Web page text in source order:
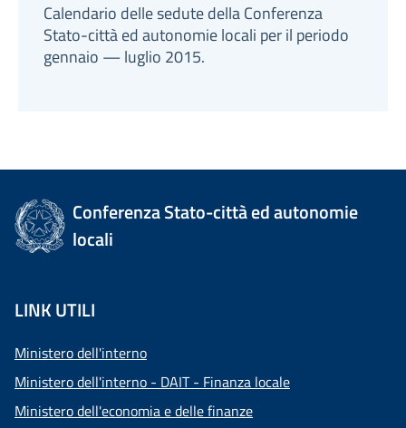
Calendario delle sedute della Conferenza
Stato-città ed autonomie locali per il periodo
gennaio — luglio 2015.
Conferenza Stato-città ed autonomie
locali
LINK UTILI
Ministero dell'interno
Ministero dell'interno - DAIT - Finanza locale
Ministero dell'economia e delle finanze